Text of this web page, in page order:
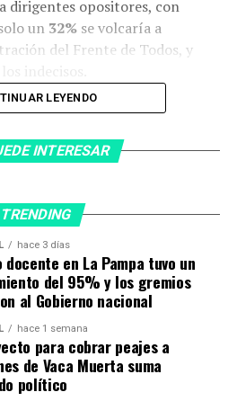
dirigentes opositores, con
un 32%se volcaría a
del Frente de Todos, y
Milei aparece como el
LEYENDO
INTERESAR
TRENDING
hace 3 días
docente en La Pampa tuvo un
del 95% y los gremios
al Gobierno nacional
hace 1 semana
para cobrar peajes a
de Vaca Muerta suma
político